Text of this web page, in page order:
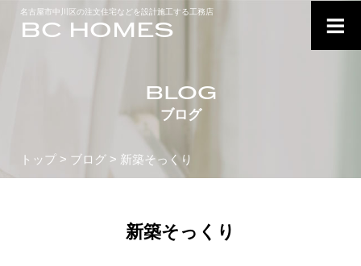
名古屋市中川区の注文住宅などを設計施工する工務店
BC HOMES ≡
BLOG
ブログ
トップ > ブログ> 新築そっくり
新築そっくり